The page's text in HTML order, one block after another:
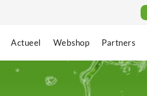
Actueel Webshop Partners